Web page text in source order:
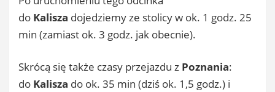
do Kalisza dojedziemy ze stolicy w ok. 1 godz. 25
min (zamiast ok. 3 godz. jak obecnie).
Skrócą się także czasy przejazdu z Poznania:
do Kalisza do ok. 35 min (dziś ok. 1,5 godz.) i